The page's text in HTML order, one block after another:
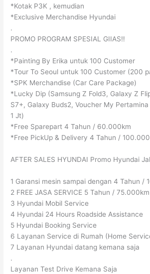
*Kotak P3K , kemudian
*Exclusive Merchandise Hyundai
.
PROMO PROGRAM SPESIAL GIIAS‼️
.
*Painting By Erika untuk 100 Customer
*Tour To Seoul untuk 100 Customer (200
*SPK Merchandise (Car Care Package)
*Lucky Dip (Samsung Z Fold3, Galaxy Z
S7+, Galaxy Buds2, Voucher My
1 Jt)
*Free Sparepart 4 Tahun / 60.000km
*Free PickUp & Delivery 4 Tahun /
AFTER SALES HYUNDAI Promo Hyundai
1 Garansi mesin sampai dengan 4 Tahun /
2 FREE JASA SERVICE 5 Tahun / 75.000km
3 Hyundai Mobil Service
4 Hyundai 24 Hours Roadside Assistance
5 Hyundai Booking Service
6 Layanan Service di Rumah (Home
7 Layanan Hyundai datang kemana saja
.
Layanan Test Drive Kemana Saja